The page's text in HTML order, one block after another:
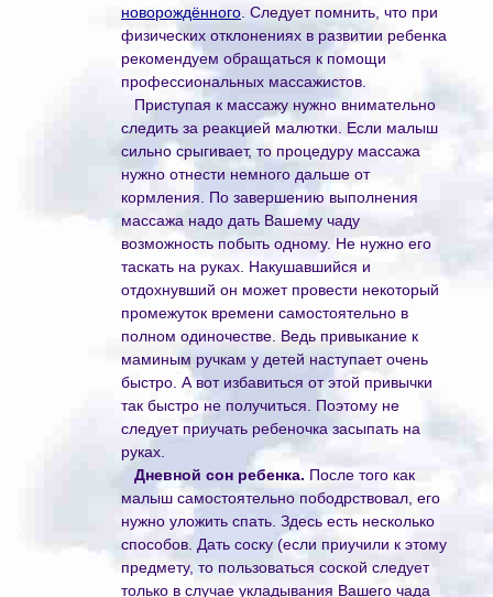
новорождённого. Следует помнить, что при
физических отклонениях в развитии ребенка
рекомендуем обращаться к помощи
профессиональных массажистов.
Приступая к массажу нужно внимательно
следить за реакцией малютки. Если малыш
сильно срыгивает, то процедуру массажа
нужно отнести немного дальше от
кормления. По завершению выполнения
массажа надо дать Вашему чаду
возможность побыть одному. Не нужно его
таскать на руках. Накушавшийся и
отдохнувший он может провести некоторый
промежуток времени самостоятельно в
полном одиночестве. Ведь привыкание к
маминым ручкам у детей наступает очень
быстро. А вот избавиться от этой привычки
так быстро не получиться. Поэтому не
следует приучать ребеночка засыпать на
руках.
Дневной сон ребенка. После того как
малыш самостоятельно пободрствовал, его
нужно уложить спать. Здесь есть несколько
способов. Дать соску (если приучили к этому
предмету, то пользоваться соской следует
только в случае укладывания Вашего чада